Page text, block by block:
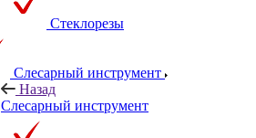
Стеклорезы
Слесарный инструмент
Назад
Слесарный инструмент